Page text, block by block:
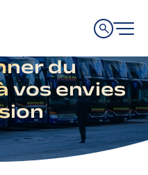
du
vos envies